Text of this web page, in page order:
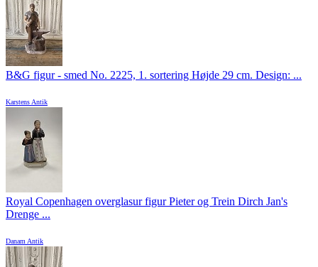
B&G figur - smed No. 2225, 1. sortering Højde 29 cm. Design: ...
Karstens Antik
Royal Copenhagen overglasur figur Pieter og Trein Dirch Jan's
Drenge ...
Danam Antik